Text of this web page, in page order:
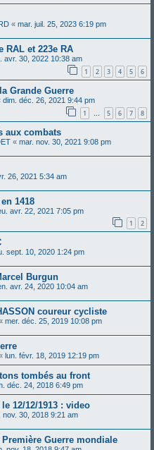
« mar. juil. 25, 2023 6:19 pm
RAL et 223e RA
avr. 30, 2022 10:38 am
1 2 3 4 5 6
Grande Guerre
dim. déc. 26, 2021 9:44 pm
1 … 5 6 7 8
aux combats
« mar. nov. 30, 2021 9:08 pm
26, 2021 5:34 am
1418
avr. 22, 2021 7:05 pm
1 2
sept. 10, 2020 1:24 pm
Burgun
avr. 24, 2020 10:04 am
coureur cycliste
mer. déc. 25, 2019 10:08 pm
lun. févr. 18, 2019 12:19 pm
tombés au front
déc. 24, 2018 6:49 pm
12/12/1913 : video
nov. 30, 2018 9:21 am
Guerre mondiale